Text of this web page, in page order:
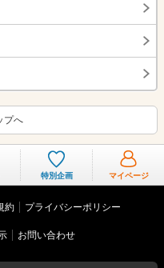
プへ
特別企画 マイページ
約 プライバシーポリシー
お問い合わせ